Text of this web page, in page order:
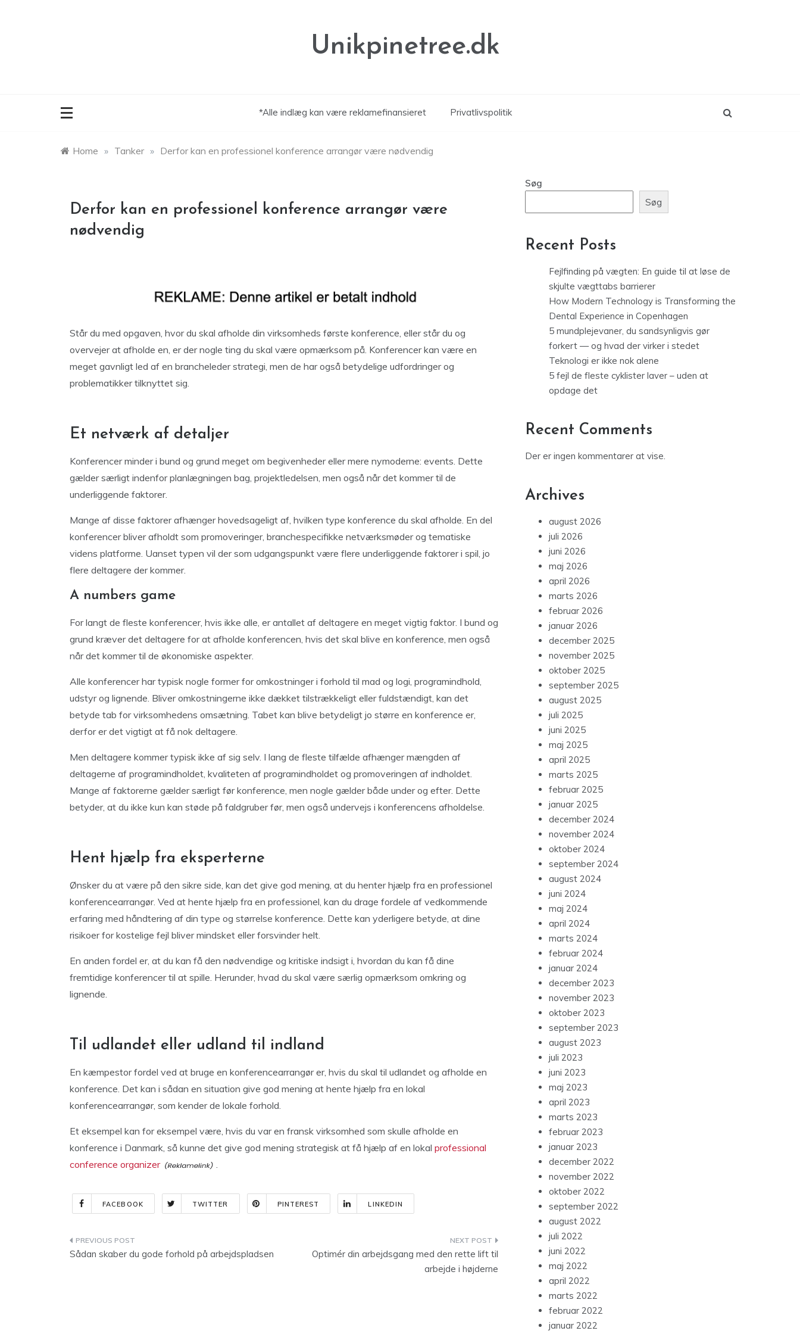
Unikpinetree.dk
*Alle indlæg kan være reklamefinansieret Privatlivspolitik
Home » Tanker » Derfor kan en professionel konference arrangør være nødvendig
Derfor kan en professionel konference arrangør være
nødvendig
Står du med opgaven, hvor du skal afholde din virksomheds første konference, eller står du og
overvejer at afholde en, er der nogle ting du skal være opmærksom på. Konferencer kan være en
meget gavnligt led af en brancheleder strategi, men de har også betydelige udfordringer og
problematikker tilknyttet sig.
Et netværk af detaljer
Konferencer minder i bund og grund meget om begivenheder eller mere nymoderne: events. Dette
gælder særligt indenfor planlægningen bag, projektledelsen, men også når det kommer til de
underliggende faktorer.
Mange af disse faktorer afhænger hovedsageligt af, hvilken type konference du skal afholde. En del
konferencer bliver afholdt som promoveringer, branchespecifikke netværksmøder og tematiske
videns platforme. Uanset typen vil der som udgangspunkt være flere underliggende faktorer i spil, jo
flere deltagere der kommer.
A numbers game
For langt de fleste konferencer, hvis ikke alle, er antallet af deltagere en meget vigtig faktor. I bund og
grund kræver det deltagere for at afholde konferencen, hvis det skal blive en konference, men også
når det kommer til de økonomiske aspekter.
Alle konferencer har typisk nogle former for omkostninger i forhold til mad og logi, programindhold,
udstyr og lignende. Bliver omkostningerne ikke dækket tilstrækkeligt eller fuldstændigt, kan det
betyde tab for virksomhedens omsætning. Tabet kan blive betydeligt jo større en konference er,
derfor er det vigtigt at få nok deltagere.
Men deltagere kommer typisk ikke af sig selv. I lang de fleste tilfælde afhænger mængden af
deltagerne af programindholdet, kvaliteten af programindholdet og promoveringen af indholdet.
Mange af faktorerne gælder særligt før konference, men nogle gælder både under og efter. Dette
betyder, at du ikke kun kan støde på faldgruber før, men også undervejs i konferencens afholdelse.
Hent hjælp fra eksperterne
Ønsker du at være på den sikre side, kan det give god mening, at du henter hjælp fra en professionel
konferencearrangør. Ved at hente hjælp fra en professionel, kan du drage fordele af vedkommende
erfaring med håndtering af din type og størrelse konference. Dette kan yderligere betyde, at dine
risikoer for kostelige fejl bliver mindsket eller forsvinder helt.
En anden fordel er, at du kan få den nødvendige og kritiske indsigt i, hvordan du kan få dine
fremtidige konferencer til at spille. Herunder, hvad du skal være særlig opmærksom omkring og
lignende.
Til udlandet eller udland til indland
En kæmpestor fordel ved at bruge en konferencearrangør er, hvis du skal til udlandet og afholde en
konference. Det kan i sådan en situation give god mening at hente hjælp fra en lokal
konferencearrangør, som kender de lokale forhold.
Et eksempel kan for eksempel være, hvis du var en fransk virksomhed som skulle afholde en
konference i Danmark, så kunne det give god mening strategisk at få hjælp af en lokal professional
conference organizer
.
FACEBOOK TWITTER PINTEREST LINKEDIN
Indlægsnavigation
Sådan skaber du gode forhold på arbejdspladsen
Optimér din arbejdsgang med den rette lift til
arbejde i højderne
Søg
Søg
Recent Posts
Fejlfinding på vægten: En guide til at løse de
skjulte vægttabs barrierer
How Modern Technology is Transforming the
Dental Experience in Copenhagen
5 mundplejevaner, du sandsynligvis gør
forkert — og hvad der virker i stedet
Teknologi er ikke nok alene
5 fejl de fleste cyklister laver – uden at
opdage det
Recent Comments
Der er ingen kommentarer at vise.
Archives
august 2026
juli 2026
juni 2026
maj 2026
april 2026
marts 2026
februar 2026
januar 2026
december 2025
november 2025
oktober 2025
september 2025
august 2025
juli 2025
juni 2025
maj 2025
april 2025
marts 2025
februar 2025
januar 2025
december 2024
november 2024
oktober 2024
september 2024
august 2024
juni 2024
maj 2024
april 2024
marts 2024
februar 2024
januar 2024
december 2023
november 2023
oktober 2023
september 2023
august 2023
juli 2023
juni 2023
maj 2023
april 2023
marts 2023
februar 2023
januar 2023
december 2022
november 2022
oktober 2022
september 2022
august 2022
juli 2022
juni 2022
maj 2022
april 2022
marts 2022
februar 2022
januar 2022